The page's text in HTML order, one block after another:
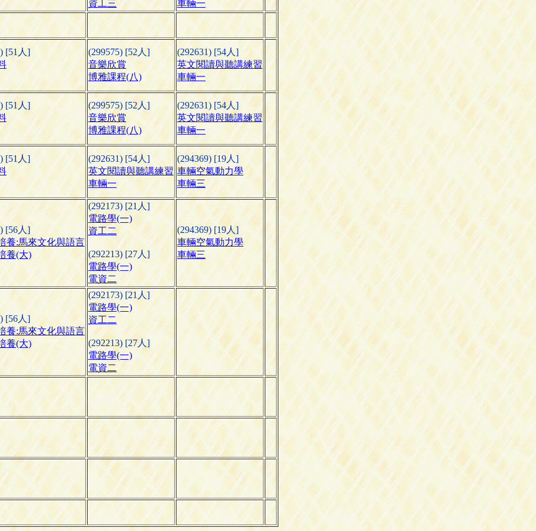
資工三
車輛一
[51人]
(299575) [52人]
音樂欣賞
博雅課程(八)
(292631) [54人]
英文閱讀與聽講練習
車輛一
[51人]
(299575) [52人]
音樂欣賞
博雅課程(八)
(292631) [54人]
英文閱讀與聽講練習
車輛一
[51人]
(292631) [54人]
英文閱讀與聽講練習
車輛一
(294369) [19人]
車輛空氣動力學
車輛三
[56人]
養:馬來文化與語言
養(大)
(292173) [21人]
電路學(一)
資工二
(292213) [27人]
電路學(一)
電資二
(294369) [19人]
車輛空氣動力學
車輛三
[56人]
養:馬來文化與語言
養(大)
(292173) [21人]
電路學(一)
資工二
(292213) [27人]
電路學(一)
電資二